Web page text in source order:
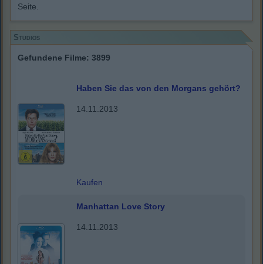
Seite.
Studios
Gefundene Filme: 3899
Haben Sie das von den Morgans gehört?
14.11.2013
Kaufen
Manhattan Love Story
14.11.2013